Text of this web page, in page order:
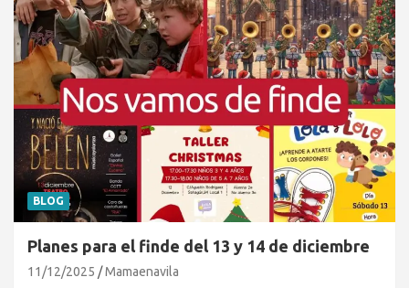
BLOG
Planes para el finde del 13 y 14 de diciembre
11/12/2025 Mamaenavila